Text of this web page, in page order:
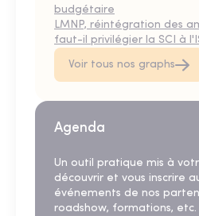
budgétaire
LMNP, réintégration des
faut-il privilégier la SCI à
Voir tous nos graphs
Agenda
Un outil pratique mis à
découvrir et vous inscrire
événements de nos
roadshow, formations, etc.